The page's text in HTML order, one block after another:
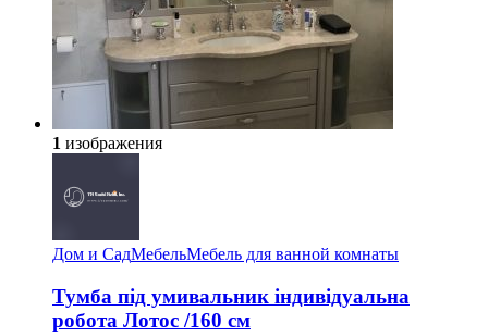
1 изображения
Дом и СадМебельМебель для ванной комнаты
Тумба під умивальник індивідуальна
робота Лотос /160 см